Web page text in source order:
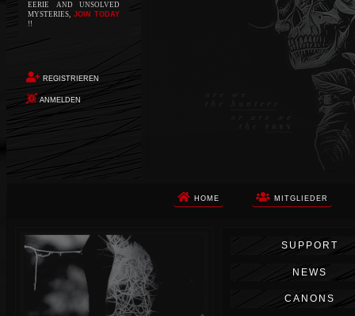
EERIE AND UNSOLVED
MYSTERIES, JOIN TODAY
!!
REGISTRIEREN
ANMELDEN
HOME MITGLIEDER
Die Apokalypse. Das ist das Wort,
das Ihnen in den Sinn kommt, als
Sie auf dem Boden aufwachen, Ihr
Körper schmerzt und Ihr Geist
wird von alptraumhaften
Erinnerungen überflutet. Vor
SUPPORT
NEWS
CANONS